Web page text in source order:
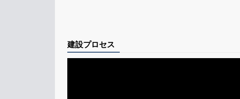
建設プロセス